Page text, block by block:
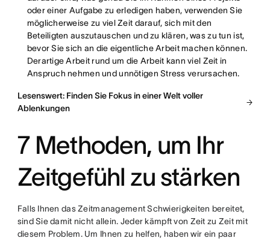
oder einer Aufgabe zu erledigen haben, verwenden Sie
möglicherweise zu viel Zeit darauf, sich mit den
Beteiligten auszutauschen und zu klären, was zu tun ist,
bevor Sie sich an die eigentliche Arbeit machen können.
Derartige Arbeit rund um die Arbeit kann viel Zeit in
Anspruch nehmen und unnötigen Stress verursachen.
Lesenswert: Finden Sie Fokus in einer Welt voller
Ablenkungen
7 Methoden, um Ihr
Zeitgefühl zu stärken
Falls Ihnen das Zeitmanagement Schwierigkeiten bereitet,
sind Sie damit nicht allein. Jeder kämpft von Zeit zu Zeit mit
diesem Problem. Um Ihnen zu helfen, haben wir ein paar